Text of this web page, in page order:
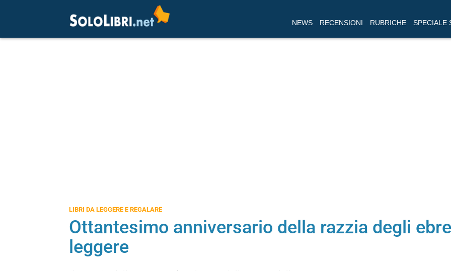
NEWS RECENSIONI RUBRICHE SPECIALE
LIBRI DA LEGGERE E REGALARE
Ottantesimo anniversario della razzia degli
leggere